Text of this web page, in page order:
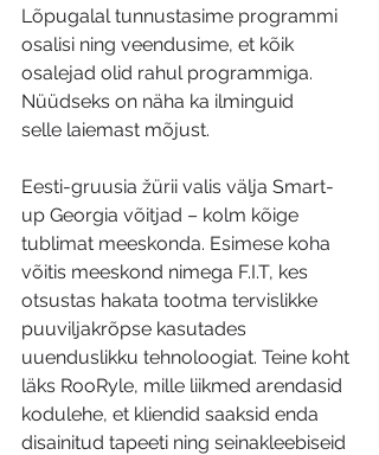
Lõpugalal tunnustasime programmi
osalisi ning veendusime, et kõik
osalejad olid rahul programmiga.
Nüüdseks on näha ka ilminguid
selle laiemast mõjust.
Eesti-gruusia žürii valis välja Smart-
up Georgia võitjad – kolm kõige
tublimat meeskonda. Esimese koha
võitis meeskond nimega F.I.T, kes
otsustas hakata tootma tervislikke
puuviljakrõpse kasutades
uuenduslikku tehnoloogiat. Teine koht
läks RooRyle, mille liikmed arendasid
kodulehe, et kliendid saaksid enda
disainitud tapeeti ning seinakleebiseid